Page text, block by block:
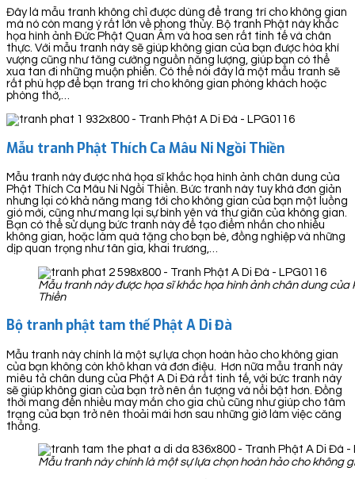
Đây là mẫu tranh không chỉ được dùng để trang trí cho không gian
mà nó còn mang ý rất lớn về phong thủy. Bộ tranh Phật này khắc
họa hình ảnh Đức Phật Quan Âm và hoa sen rất tinh tế và chân
thực. Với mẫu tranh này sẽ giúp không gian của bạn được hòa khí
vượng cũng như tăng cường nguồn năng lượng, giúp bạn có thể
xua tan đi những muộn phiền. Có thể nói đây là một mẫu tranh sẽ
rất phù hợp để bạn trang trí cho không gian phòng khách hoặc
phòng thờ,…
Mẫu tranh Phật Thích Ca Mâu Ni Ngồi Thiền
Mẫu tranh này được nhà họa sĩ khắc họa hình ảnh chân dung của
Phật Thích Ca Mâu Ni Ngồi Thiền. Bức tranh này tuy khá đơn giản
nhưng lại có khả năng mang tới cho không gian của bạn một luồng
gió mới, cũng như mang lại sự bình yên và thư giãn của không gian.
Bạn có thể sử dụng bức tranh này để tạo điểm nhấn cho nhiều
không gian, hoặc làm quà tặng cho bạn bè, đồng nghiệp và những
dịp quan trọng như tân gia, khai trương,…
Mẫu tranh này được họa sĩ khắc họa hình ảnh chân dung của
Thiền
Bộ tranh phật tam thế Phật A Di Đà
Mẫu tranh này chính là một sự lựa chọn hoàn hảo cho không gian
của bạn không còn khô khan và đơn điệu. Hơn nữa mẫu tranh này
miêu tả chân dung của Phật A Di Đà rất tinh tế, với bức tranh này
sẽ giúp không gian của bạn trở nên ấn tượng và nổi bật hơn. Đồng
thời mang đến nhiều may mắn cho gia chủ cũng như giúp cho tâm
trạng của bạn trở nên thoải mái hơn sau những giờ làm việc căng
thẳng.
Mẫu tranh này chính là một sự lựa chọn hoàn hảo cho không